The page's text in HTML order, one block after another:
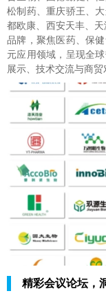
松制药、重庆骄王、
都欧康、西安天丰、
品牌，聚焦医药、保
元应用领域，呈现全
展示、技术交流与商贸
精彩会议论坛，